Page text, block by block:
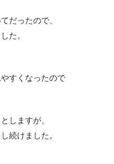
だったので、
た。
すくなったので
しますが、
続けました。